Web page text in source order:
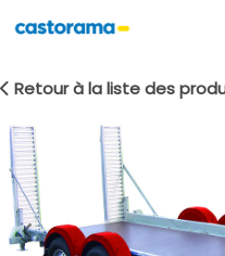
Retour à la liste des